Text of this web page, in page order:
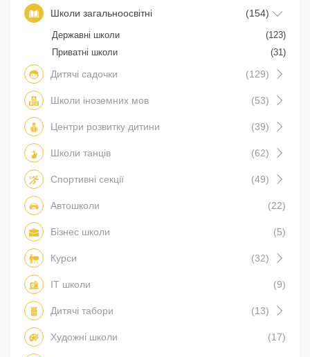
Школи загальноосвітні (154)
Державні школи
(123)
Приватні школи
(31)
Дитячі садочки (129)
Школи іноземних мов (53)
Центри розвитку дитини (39)
Школи танців (62)
Спортивні секції (49)
Автошколи (22)
Бізнес школи (5)
Курси (32)
IT школи (9)
Дитячі табори (13)
Художні школи (17)